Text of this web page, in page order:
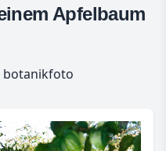
Apfelbaum
botanikfoto